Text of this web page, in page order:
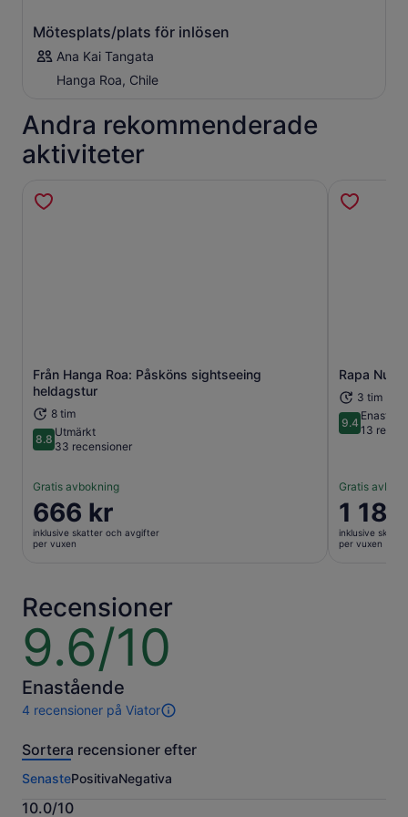
Mötesplats/plats för inlösen
Ana Kai Tangata
Hanga Roa, Chile
Andra rekommenderade
aktiviteter
Från Hanga Roa: Påsköns sightseeing
heldagstur
8 tim
8.88.8 av 10
Utmärkt
33 recensioner
Gratis avbokning
Priset
är
666 kr
666 kr
inklusive skatter och avgifter
per vuxen
Öppnas i ny flik Rapa Nui
3 tim
9.49.4 av 10
13
Gratis
Priset
är
1 189 kr
1
inklusive
per vuxen
Recensioner
9.6/10
9.6
av
10
Enastående
4 recensioner på Viator
4
av
här
aktiviteten.
Sortera recensioner efter
SenastePositivaNegativa
10.0/10